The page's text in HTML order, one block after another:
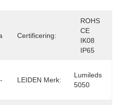
Certificering:
ROHS
CE
IK08
IP65
LEIDEN Merk:
Lumileds
5050